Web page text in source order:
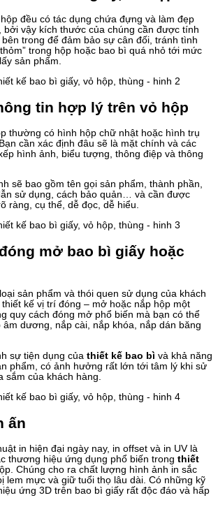
đều có tác dụng chứa đựng và làm đẹp
bởi vậy kích thước của chúng cần được tính
trong để đảm bảo sự cân đối, tránh tình
trong hộp hoặc bao bì quá nhỏ tới mức
sản phẩm.
tin hợp lý trên vỏ hộp
thường có hình hộp chữ nhật hoặc hình trụ
cần xác định đâu sẽ là mặt chính và các
hình ảnh, biểu tượng, thông điệp và thông
sẽ bao gồm tên gọi sản phẩm, thành phần,
sử dụng, cách bảo quản… và cần được
ràng, cụ thể, dễ đọc, dễ hiểu.
mở bao bì giấy hoặc
sản phẩm và thói quen sử dụng của khách
kế vị trí đóng – mở hoặc nắp hộp một
quy cách đóng mở phổ biến mà bạn có thể
âm dương, nắp cài, nắp khóa, nắp dán băng
sự tiện dụng của thiết kế bao bì và khả năng
phẩm, có ảnh hưởng rất lớn tới tâm lý khi sử
sắm của khách hàng.
ấn
in hiện đại ngày nay, in offset và in UV là
thương hiệu ứng dụng phổ biến trong thiết
Chúng cho ra chất lượng hình ảnh in sắc
lem mực và giữ tuổi thọ lâu dài. Có những kỹ
ứng 3D trên bao bì giấy rất độc đáo và hấp